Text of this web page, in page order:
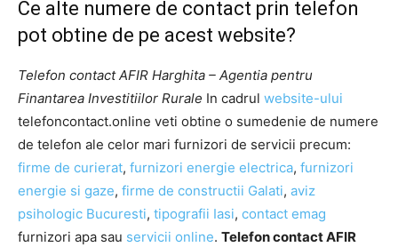
Ce alte numere de contact prin telefon
pot obtine de pe acest website?
Telefon contact AFIR Harghita – Agentia pentru
Finantarea Investitiilor Rurale In cadrul website-ului
telefoncontact.online veti obtine o sumedenie de numere
de telefon ale celor mari furnizori de servicii precum:
firme de curierat, furnizori energie electrica, furnizori
energie si gaze, firme de constructii Galati, aviz
psihologic Bucuresti, tipografii Iasi, contact emag
furnizori apa sau servicii online. Telefon contact AFIR